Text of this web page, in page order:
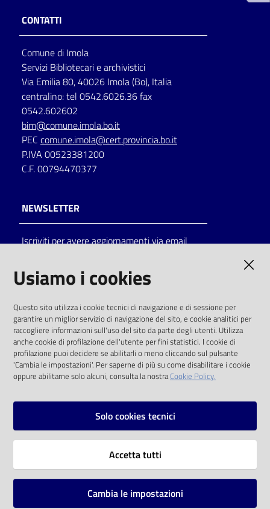
Seguici
su
on line
Eventi
Chiedi al
bibliotecario
Avvisi
CONTATTI
Comune di Imola
Servizi Bibliotecari e archivistici
Via Emilia 80, 40026 Imola (Bo), Italia
centralino: tel 0542.6026.36 fax
0542.602602
bim@comune.imola.bo.it
PEC comune.imola@cert.provincia.bo.it
P.IVA 00523381200
C.F. 00794470377
NEWSLETTER
Iscriviti per avere aggiornamenti via email
solo alle condizioni previste dalla direttiva
comunitaria 2003/98/CE e dal d.lgs. 36/2006
SOCIAL
Instagram
Vai alla pagina
Usiamo i cookies
Questo sito utilizza i cookie tecnici di navigazione e di sessione per
garantire un miglior servizio di navigazione del sito, e cookie analitici per
raccogliere informazioni sull'uso del sito da parte degli utenti. Utilizza
anche cookie di profilazione dell'utente per fini statistici. I cookie di
profilazione puoi decidere se abilitarli o meno cliccando sul pulsante
'Cambia le impostazioni'. Per saperne di più su come disabilitare i cookie
oppure abilitarne solo alcuni, consulta la nostraCookie Policy.
Solo cookies tecnici
Accetta tutti
Cambia le impostazioni